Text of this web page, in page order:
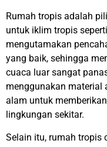
Rumah tropis adalah
untuk iklim tropis
mengutamakan
yang baik, sehingga
cuaca luar sangat
menggunakan material
alam untuk
lingkungan sekitar.
Selain itu, rumah tropis